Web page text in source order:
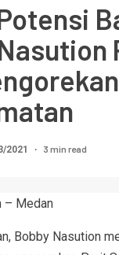
2021 3 min read
– Medan
Bobby Nasution